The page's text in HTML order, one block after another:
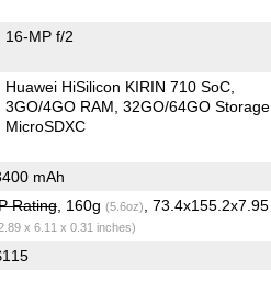
16-MP f/2
Huawei HiSilicon KIRIN 710 SoC
3GO/4GO RAM 32GO/64GO Storage
MicroSDXC
mAh
Rating, 160g (5.6oz) ,
x 6.11 x 0.31 inches)